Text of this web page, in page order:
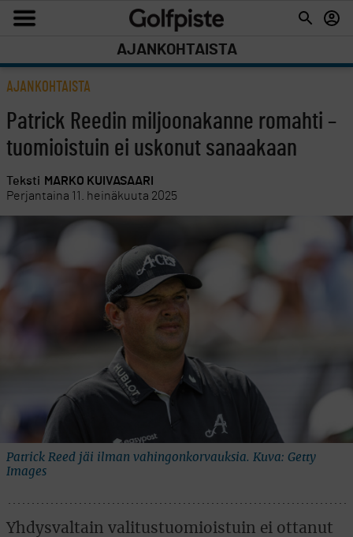
AJANKOHTAISTA
AJANKOHTAISTA
Patrick Reedin miljoonakanne romahti –
tuomioistuin ei uskonut sanaakaan
Teksti MARKO KUIVASAARI
Perjantaina 11. heinäkuuta 2025
Patrick Reed jäi ilman vahingonkorvauksia. Kuva: Getty
Images
Yhdysvaltain valitustuomioistuin ei ottanut